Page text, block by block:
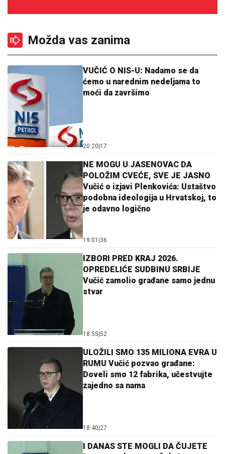
Možda vas zanima
VUČIĆ O NIS-U: Nadamo se da
ćemo u narednim nedeljama to
moći da završimo
20:20 17
NE MOGU U JASENOVAC DA
POLOŽIM CVEĆE, SVE JE JASNO
Vučić o izjavi Plenkovića: Ustaštvo
podobna ideologija u Hrvatskoj, to
je odavno logično
19:01 36
IZBORI PRED KRAJ 2026.
OPREDELIĆE SUDBINU SRBIJE
Vučić zamolio građane samo jednu
stvar
18:55 52
ULOŽILI SMO 135 MILIONA EVRA U
RUMU Vučić pozvao građane:
Doveli smo 12 fabrika, učestvujte
zajedno sa nama
18:40 27
I DANAS STE MOGLI DA ČUJETE